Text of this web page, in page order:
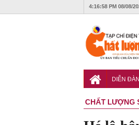
4:17:00 PM 08/08/
DIỄN
CHẤT LƯỢNG